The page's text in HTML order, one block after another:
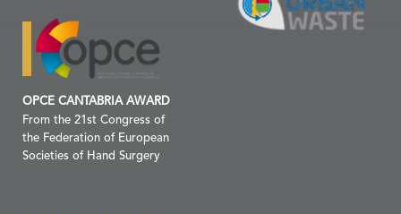
OPCE CANTABRIA AWARD
From the 21st Congress of
the Federation of European
Societies of Hand Surgery